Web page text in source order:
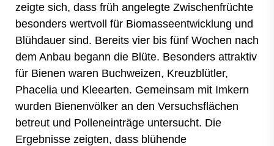
zeigte sich, dass früh angelegte Zwischenfrüchte
besonders wertvoll für Biomasseentwicklung und
Blühdauer sind. Bereits vier bis fünf Wochen nach
dem Anbau begann die Blüte. Besonders attraktiv
für Bienen waren Buchweizen, Kreuzblütler,
Phacelia und Kleearten. Gemeinsam mit Imkern
wurden Bienenvölker an den Versuchsflächen
betreut und Polleneinträge untersucht. Die
Ergebnisse zeigten, dass blühende